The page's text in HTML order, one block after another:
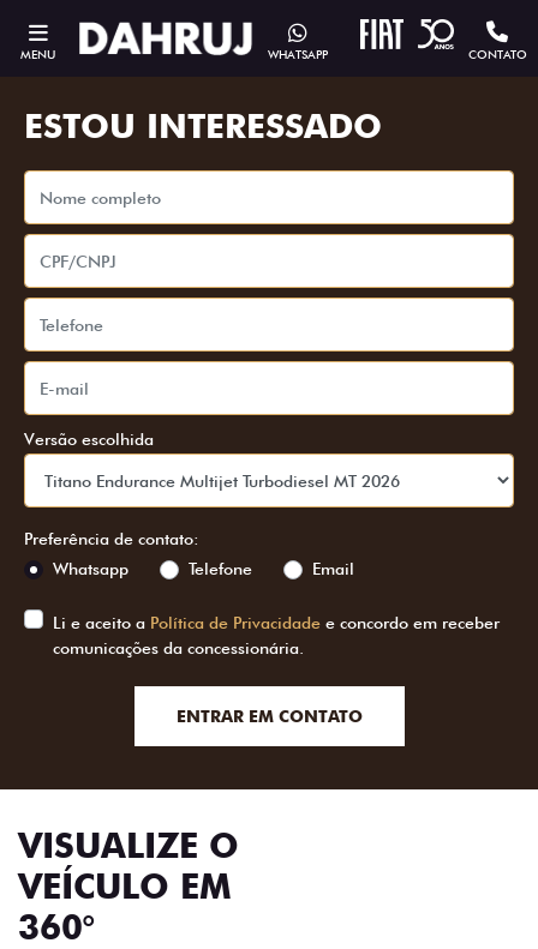
MENU CONTATO
WHATSAPP
ESTOU INTERESSADO
Versão escolhida
Preferência de contato:
Whatsapp
Telefone Email
Li e aceito a Política de Privacidade e concordo em receber
comunicações da concessionária.
ENTRAR EM CONTATO
VISUALIZE O
VEÍCULO EM
360°